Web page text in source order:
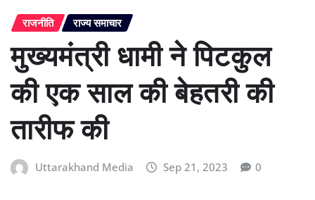
राजनीति राज्य समाचार
मुख्यमंत्री धामी ने पिटकुल
की एक साल की बेहतरी की
तारीफ की
Uttarakhand Media Sep 21, 2023 0